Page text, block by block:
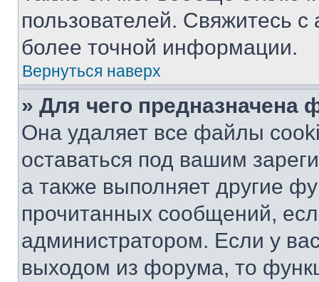
пользователей. Свяжитесь
более точной информации.
Вернуться наверх
» Для чего предназначена
Она удаляет все файлы
оставаться под вашим
а также выполняет другие
прочитанных сообщений,
администратором. Если у
выходом из форума, то